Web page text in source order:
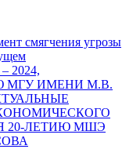
смягчения угрозы
МГУ ИМЕНИ М.В.
20-ЛЕТИЮ МШЭ